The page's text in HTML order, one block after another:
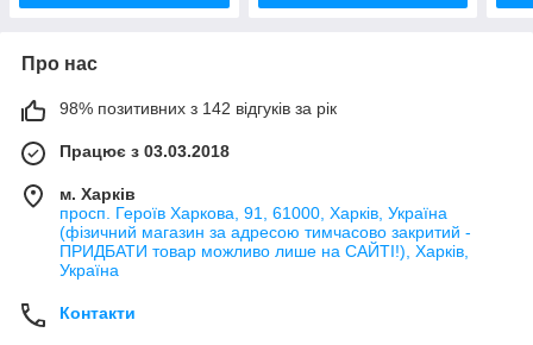
Про нас
98% позитивних з 142 відгуків за рік
Працює з 03.03.2018
м. Харків
просп. Героїв Харкова, 91, 61000, Харків, Україна
(фізичний магазин за адресою тимчасово закритий -
ПРИДБАТИ товар можливо лише на САЙТІ!), Харків,
Україна
Контакти